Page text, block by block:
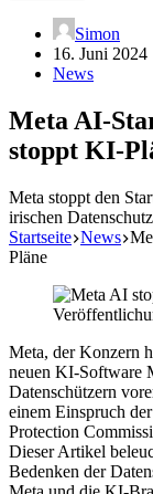
Simon
16. Juni 2024
News
Meta AI-
stoppt KI-
Meta stoppt den
irischen
Startseite News
Pläne
Meta, der Konzern
neuen KI-Software
Datenschützern
einem Einspruch
Protection
Dieser Artikel
Bedenken der